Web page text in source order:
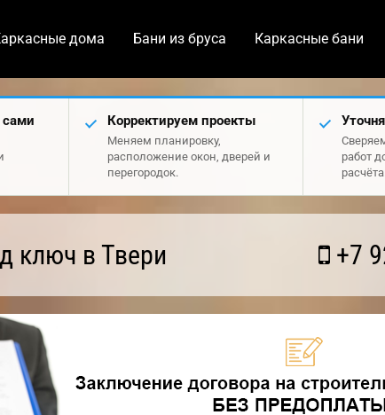
дома Бани из бруса Каркасные бани
сами Корректируем проекты
Меняем планировку,
расположение окон, дверей и
перегородок.
работ
ключ в Твери +7